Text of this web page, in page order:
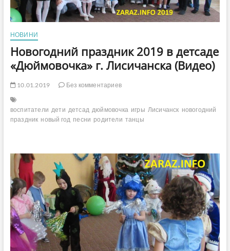
НОВИНИ
Новогодний праздник 2019 в детсаде
«Дюймовочка» г. Лисичанска (Видео)
10.01.2019 Без комментариев
воспитатели дети детсад дюймовочка игры Лисичанск новогодний
праздник новый год песни родители танцы